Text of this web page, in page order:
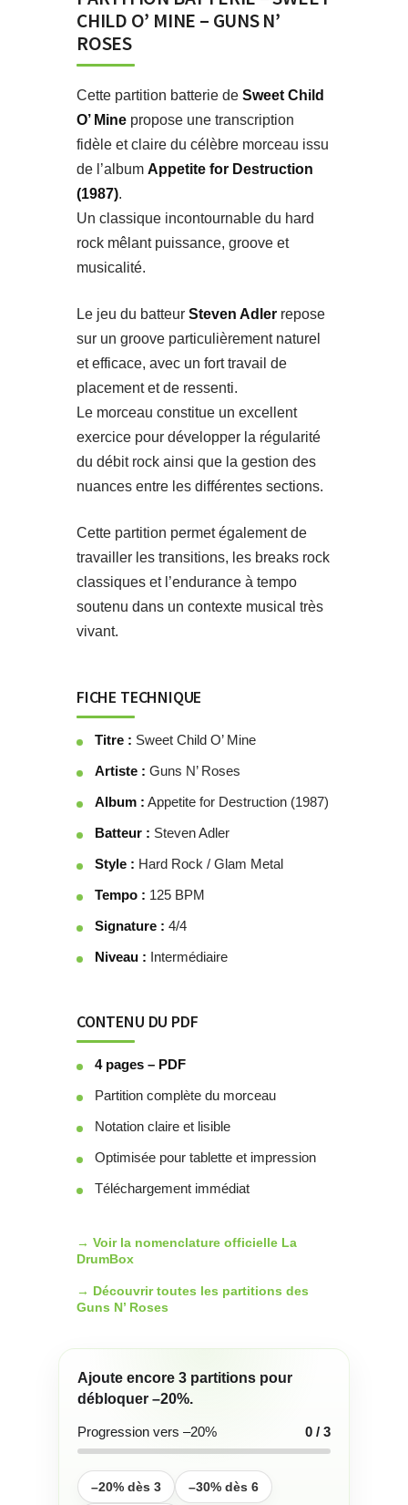
CHILD O’ MINE – GUNS N’
ROSES
Cette partition batterie de Sweet Child
O’ Mine propose une transcription
fidèle et claire du célèbre morceau issu
de l’album Appetite for Destruction
(1987).
Un classique incontournable du hard
rock mêlant puissance, groove et
musicalité.
Le jeu du batteur Steven Adler repose
sur un groove particulièrement naturel
et efficace, avec un fort travail de
placement et de ressenti.
Le morceau constitue un excellent
exercice pour développer la régularité
du débit rock ainsi que la gestion des
nuances entre les différentes sections.
Cette partition permet également de
travailler les transitions, les breaks rock
classiques et l’endurance à tempo
soutenu dans un contexte musical très
vivant.
FICHE TECHNIQUE
Titre : Sweet Child O’ Mine
Artiste : Guns N’ Roses
Album : Appetite for Destruction (1987)
Batteur : Steven Adler
Style : Hard Rock / Glam Metal
Tempo : 125 BPM
Signature : 4/4
Niveau : Intermédiaire
CONTENU DU PDF
4 pages – PDF
Partition complète du morceau
Notation claire et lisible
Optimisée pour tablette et impression
Téléchargement immédiat
→ Voir la nomenclature officielle La
DrumBox
→ Découvrir toutes les partitions des
Guns N’ Roses
Ajoute encore 3 partitions pour
débloquer –20%.
Progression vers –20% 0 / 3
–20% dès 3 –30% dès 6